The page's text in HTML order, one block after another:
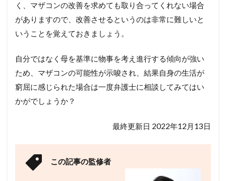
く、マザコンの改善を求めても取り合ってくれない場合
がありますので、改善させるというのは非常に難しいと
いうことを覚えておきましょう。
自分ではなく母を基準に物事を考え進行する傾向が強い
ため、マザコンの可能性が示唆され、結果自身の生活が
窮屈に感じられた場合は一度弁護士に相談してみてはい
かがでしょうか？
最終更新日 2022年12月13日
この記事の監修者